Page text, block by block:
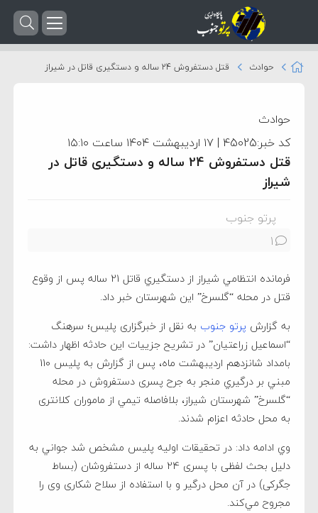
حوادث قتل دستفروش 24 ساله و دستگیری قاتل در شیراز
حوادث
کد خبر:45025 | ۱۷ اردیبهشت ۱۴۰۴ ساعت ۱۵:۱۰
قتل دستفروش 24 ساله و دستگیری قاتل در
شیراز
پرتو جنوب
1
فرمانده انتظامي شيراز از دستگيري قاتل 21 ساله پس از وقوع
قتل در محله “گلسرخ” اين شهرستان خبر داد.
به گزارش پرتو جنوب به نقل از خبرگزاری پلیس؛ سرهنگ
“اسماعیل زراعتیان” در تشریح جزییات این حادثه اظهار داشت:
بامداد شانزدهم اردیبهشت ماه، پس از گزارش به پليس 110
مبني بر درگيري منجر به جرح پسری دستفروش در محله
“گلسرخ” شهرستان شیراز، بلافاصله تيمي از ماموران کلانتری
به محل حادثه اعزام شدند.
وي ادامه داد: در تحقيقات اولیه پليس مشخص شد جواني به
دلیل بحث لفظی با پسری 24 ساله از دستفروشان (بساط
جگرکی) در آن محل درگیر و با استفاده از سلاح شکاری وی را
مجروح مي‌كند.